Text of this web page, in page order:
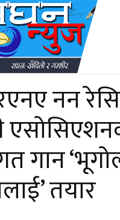
नन
गान
तयार